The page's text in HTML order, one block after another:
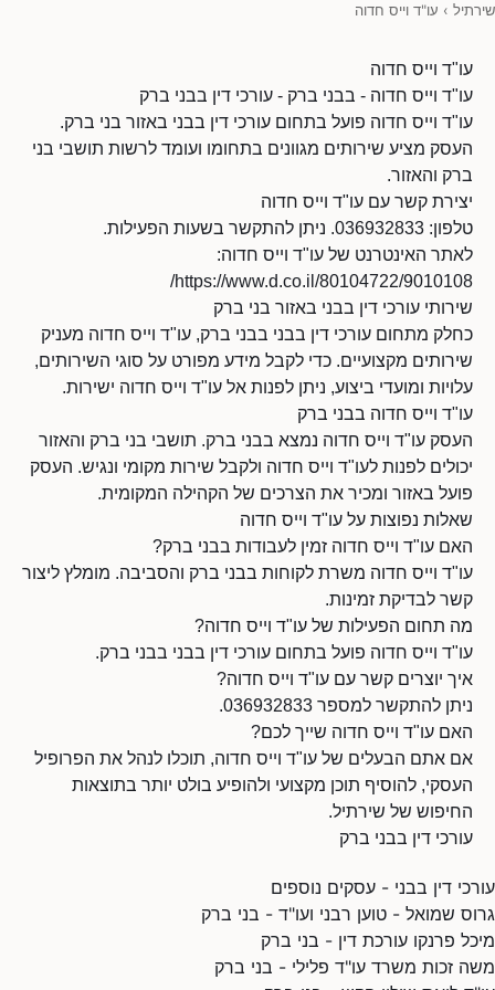
שירתיל › עו"ד וייס חדוה
עו"ד וייס חדוה
עו"ד וייס חדוה - בבני ברק - עורכי דין בבני ברק
עו"ד וייס חדוה פועל בתחום עורכי דין בבני באזור בני ברק.
העסק מציע שירותים מגוונים בתחומו ועומד לרשות תושבי בני
ברק והאזור.
יצירת קשר עם עו"ד וייס חדוה
טלפון: 036932833. ניתן להתקשר בשעות הפעילות.
לאתר האינטרנט של עו"ד וייס חדוה:
https://www.d.co.il/80104722/9010108/
שירותי עורכי דין בבני באזור בני ברק
כחלק מתחום עורכי דין בבני בבני ברק, עו"ד וייס חדוה מעניק
שירותים מקצועיים. כדי לקבל מידע מפורט על סוגי השירותים,
עלויות ומועדי ביצוע, ניתן לפנות אל עו"ד וייס חדוה ישירות.
עו"ד וייס חדוה בבני ברק
העסק עו"ד וייס חדוה נמצא בבני ברק. תושבי בני ברק והאזור
יכולים לפנות לעו"ד וייס חדוה ולקבל שירות מקומי ונגיש. העסק
פועל באזור ומכיר את הצרכים של הקהילה המקומית.
שאלות נפוצות על עו"ד וייס חדוה
האם עו"ד וייס חדוה זמין לעבודות בבני ברק?
עו"ד וייס חדוה משרת לקוחות בבני ברק והסביבה. מומלץ ליצור
קשר לבדיקת זמינות.
מה תחום הפעילות של עו"ד וייס חדוה?
עו"ד וייס חדוה פועל בתחום עורכי דין בבני בבני ברק.
איך יוצרים קשר עם עו"ד וייס חדוה?
ניתן להתקשר למספר 036932833.
האם עו"ד וייס חדוה שייך לכם?
אם אתם הבעלים של עו"ד וייס חדוה, תוכלו לנהל את הפרופיל
העסקי, להוסיף תוכן מקצועי ולהופיע בולט יותר בתוצאות
החיפוש של שירתיל.
עורכי דין בבני ברק
עורכי דין בבני - עסקים נוספים
גרוס שמואל - טוען רבני ועו"ד - בני ברק
מיכל פרנקו עורכת דין - בני ברק
משה זכות משרד עו"ד פלילי - בני ברק